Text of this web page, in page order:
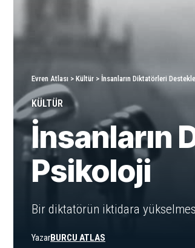
Evren Atlası > Kültür > İnsanların Diktatörleri
KÜLTÜR
İnsanların
Psikoloji
Bir diktatörün iktidara
YazarBURCU ATLAS